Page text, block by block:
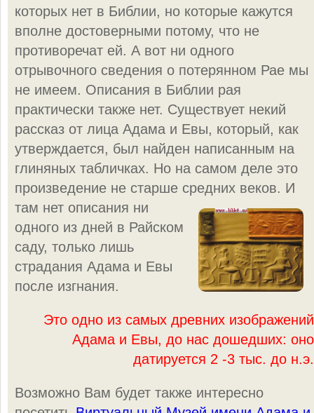
которых нет в Библии, но которые кажутся
вполне достоверными потому, что не
противоречат ей. А вот ни одного
отрывочного сведения о потерянном Рае мы
не имеем. Описания в Библии рая
практически также нет. Существует некий
рассказ от лица Адама и Евы, который, как
утверждается, был найден написанным на
глиняных табличках. Но на самом деле это
произведение не старше средних веков. И
там нет описания ни
одного из дней в Райском
саду, только лишь
страдания Адама и Евы
после изгнания.
Это одно из самых древних изображений
Адама и Евы, до нас дошедших: оно
датируется 2 -3 тыс. до н.э.
Возможно Вам будет также интересно